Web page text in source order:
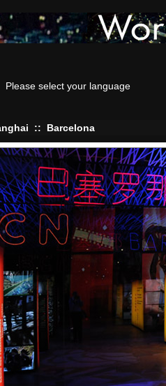
Please select your language
:: Barcelona